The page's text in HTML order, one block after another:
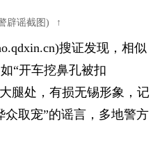
辟谣截图)
)搜证发现，相似
“开车挖鼻孔被扣
腿处，有损无锡形象，记
众取宠”的谣言，多地警方